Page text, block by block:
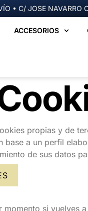
• C/ JOSE NAVARRO
ACCESORIOS
propias y de
a un perfil
de sus datos
si